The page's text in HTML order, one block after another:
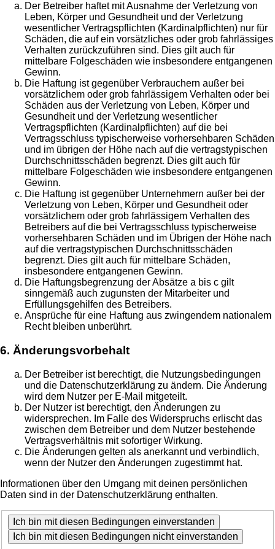
Der Betreiber haftet mit Ausnahme der Verletzung von
Leben, Körper und Gesundheit und der Verletzung
wesentlicher Vertragspflichten (Kardinalpflichten) nur für
Schäden, die auf ein vorsätzliches oder grob fahrlässiges
Verhalten zurückzuführen sind. Dies gilt auch für
mittelbare Folgeschäden wie insbesondere entgangenen
Gewinn.
Die Haftung ist gegenüber Verbrauchern außer bei
vorsätzlichem oder grob fahrlässigem Verhalten oder bei
Schäden aus der Verletzung von Leben, Körper und
Gesundheit und der Verletzung wesentlicher
Vertragspflichten (Kardinalpflichten) auf die bei
Vertragsschluss typischerweise vorhersehbaren Schäden
und im übrigen der Höhe nach auf die vertragstypischen
Durchschnittsschäden begrenzt. Dies gilt auch für
mittelbare Folgeschäden wie insbesondere entgangenen
Gewinn.
Die Haftung ist gegenüber Unternehmern außer bei der
Verletzung von Leben, Körper und Gesundheit oder
vorsätzlichem oder grob fahrlässigem Verhalten des
Betreibers auf die bei Vertragsschluss typischerweise
vorhersehbaren Schäden und im Übrigen der Höhe nach
auf die vertragstypischen Durchschnittsschäden
begrenzt. Dies gilt auch für mittelbare Schäden,
insbesondere entgangenen Gewinn.
Die Haftungsbegrenzung der Absätze a bis c gilt
sinngemäß auch zugunsten der Mitarbeiter und
Erfüllungsgehilfen des Betreibers.
Ansprüche für eine Haftung aus zwingendem nationalem
Recht bleiben unberührt.
6. Änderungsvorbehalt
Der Betreiber ist berechtigt, die Nutzungsbedingungen
und die Datenschutzerklärung zu ändern. Die Änderung
wird dem Nutzer per E-Mail mitgeteilt.
Der Nutzer ist berechtigt, den Änderungen zu
widersprechen. Im Falle des Widerspruchs erlischt das
zwischen dem Betreiber und dem Nutzer bestehende
Vertragsverhältnis mit sofortiger Wirkung.
Die Änderungen gelten als anerkannt und verbindlich,
wenn der Nutzer den Änderungen zugestimmt hat.
Informationen über den Umgang mit deinen persönlichen
Daten sind in der Datenschutzerklärung enthalten.